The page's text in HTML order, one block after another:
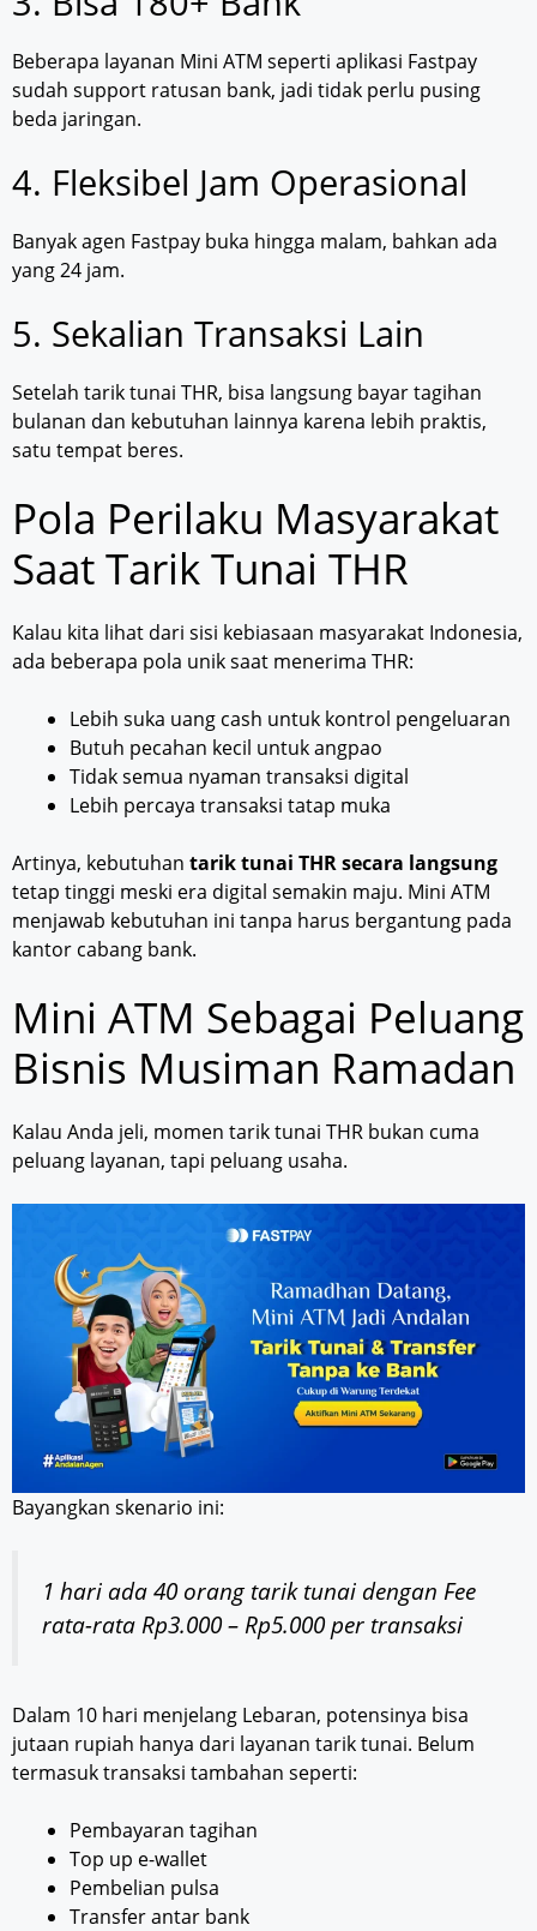
Beberapa layanan Mini ATM seperti aplikasi Fastpay
sudah support ratusan bank, jadi tidak perlu pusing
beda jaringan.
4. Fleksibel Jam Operasional
Banyak agen Fastpay buka hingga malam, bahkan ada
yang 24 jam.
5. Sekalian Transaksi Lain
Setelah tarik tunai THR, bisa langsung bayar tagihan
bulanan dan kebutuhan lainnya karena lebih praktis,
satu tempat beres.
Pola Perilaku Masyarakat
Saat Tarik Tunai THR
Kalau kita lihat dari sisi kebiasaan masyarakat Indonesia,
ada beberapa pola unik saat menerima THR:
Lebih suka uang cash untuk kontrol pengeluaran
Butuh pecahan kecil untuk angpao
Tidak semua nyaman transaksi digital
Lebih percaya transaksi tatap muka
Artinya, kebutuhan tarik tunai THR secara langsung
tetap tinggi meski era digital semakin maju. Mini ATM
menjawab kebutuhan ini tanpa harus bergantung pada
kantor cabang bank.
Mini ATM Sebagai Peluang
Bisnis Musiman Ramadan
Kalau Anda jeli, momen tarik tunai THR bukan cuma
peluang layanan, tapi peluang usaha.
Bayangkan skenario ini:
1 hari ada 40 orang tarik tunai dengan Fee
rata-rata Rp3.000 – Rp5.000 per transaksi
Dalam 10 hari menjelang Lebaran, potensinya bisa
jutaan rupiah hanya dari layanan tarik tunai. Belum
termasuk transaksi tambahan seperti:
Pembayaran tagihan
Top up e-wallet
Pembelian pulsa
Transfer antar bank